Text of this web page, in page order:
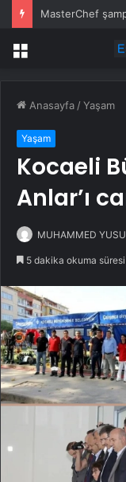
Menü
Anasayfa /Yaşam
Yaşam
Kocaeli
Anlar’ı
MUHAMMED
5 dakika okuma süresi